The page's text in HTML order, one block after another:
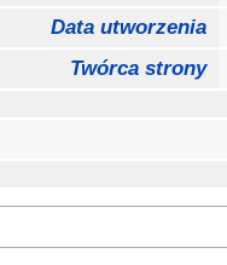
Data utworzenia
Twórca strony